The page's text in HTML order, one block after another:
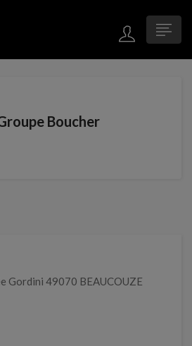
Boucher
Gordini 49070 BEAUCOUZE